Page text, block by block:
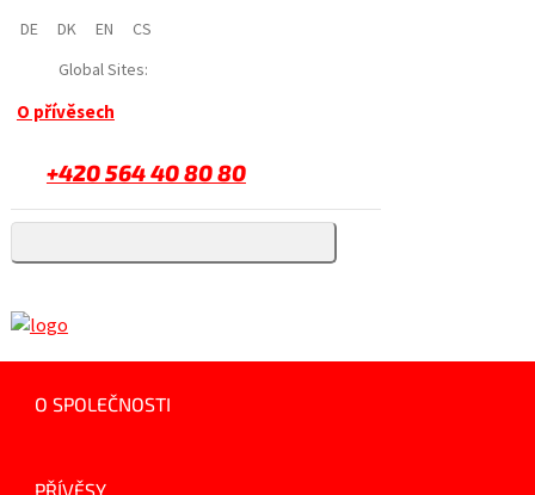
DE DK EN
CS
Global Sites:
O přívěsech
+420 564 40 80 80
O SPOLEČNOSTI
PŘÍVĚSY